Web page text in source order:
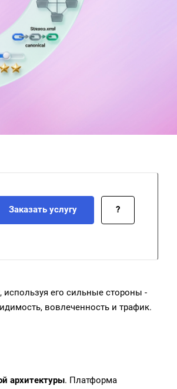
Заказать услугу ?
используя его сильные стороны -
вовлеченность и трафик.
архитектуры. Платформа